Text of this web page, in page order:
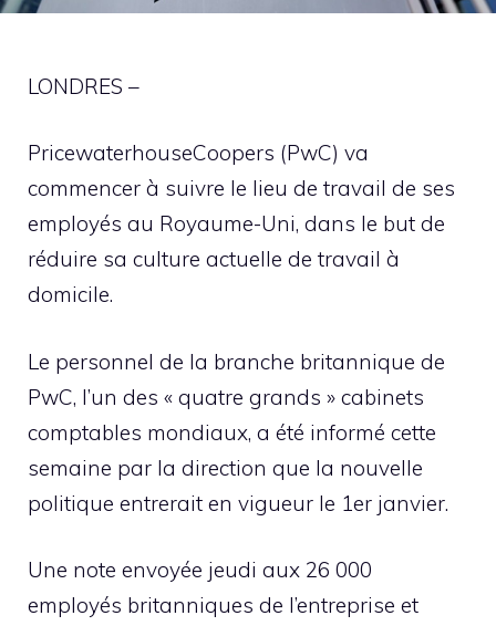
LONDRES –
PricewaterhouseCoopers (PwC) va
commencer à suivre le lieu de travail de ses
employés au Royaume-Uni, dans le but de
réduire sa culture actuelle de travail à
domicile.
Le personnel de la branche britannique de
PwC, l’un des « quatre grands » cabinets
comptables mondiaux, a été informé cette
semaine par la direction que la nouvelle
politique entrerait en vigueur le 1er janvier.
Une note envoyée jeudi aux 26 000
employés britanniques de l’entreprise et